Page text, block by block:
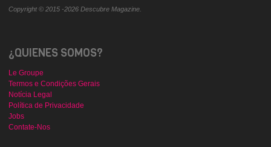
Copyright © 2015 -2026 Descubre Magazine.
¿QUIENES SOMOS?
Le Groupe
Termos e Condições Gerais
Notícia Legal
Política de Privacidade
Jobs
Contate-Nos